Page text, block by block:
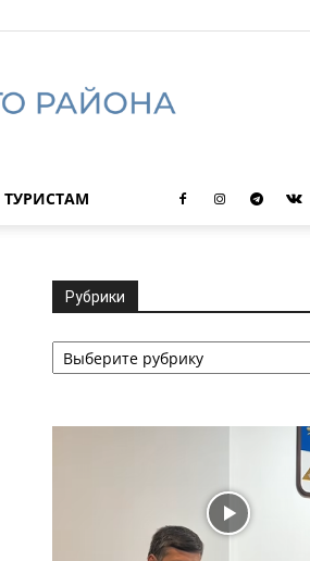
ТУРИСТАМ
Рубрики
Рубрики